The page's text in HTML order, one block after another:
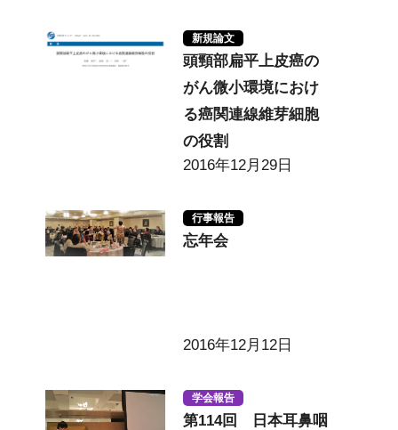
新規論文
頭頸部扁平上皮癌の
がん微小環境におけ
る癌関連線維芽細胞
の役割
2016年12月29日
行事報告
忘年会
2016年12月12日
学会報告
第114回 日本耳鼻咽